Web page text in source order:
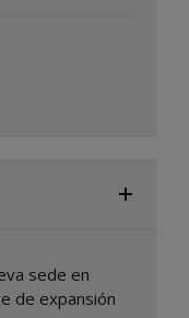
sede en
de expansión